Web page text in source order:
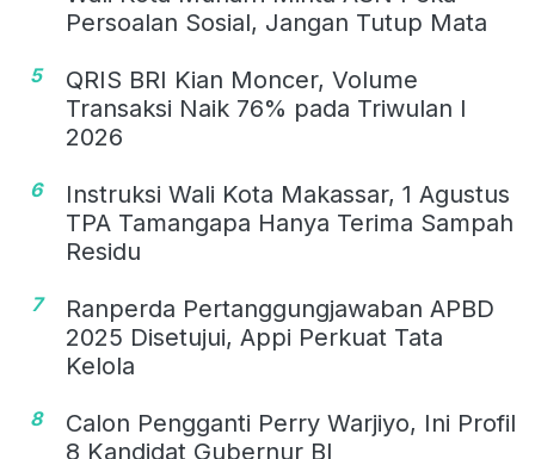
Persoalan Sosial, Jangan Tutup Mata
5
QRIS BRI Kian Moncer, Volume
Transaksi Naik 76% pada Triwulan I
2026
6
Instruksi Wali Kota Makassar, 1 Agustus
TPA Tamangapa Hanya Terima Sampah
Residu
7
Ranperda Pertanggungjawaban APBD
2025 Disetujui, Appi Perkuat Tata
Kelola
8
Calon Pengganti Perry Warjiyo, Ini Profil
8 Kandidat Gubernur BI